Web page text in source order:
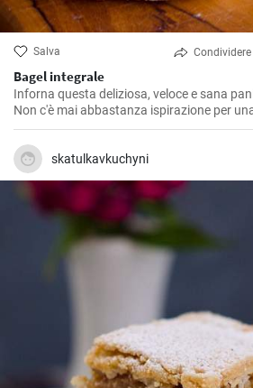
Salva Condividere
Bagel integrale
Inforna questa deliziosa, veloce e sana
Non c'è mai abbastanza ispirazione per
gustosa.
skatulkavkuchyni